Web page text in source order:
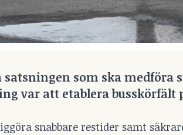
satsningen som ska medföra
var att etablera busskörfält
snabbare restider samt